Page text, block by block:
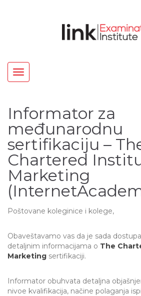
Toggle
navigation
Informator za
međunarodnu
sertifikaciju –
Chartered
Marketing
Poštovane koleginice i kolege,
Obaveštavamo vas da je sada
detaljnim informacijama o The
Marketing sertifikaciji.
Informator obuhvata detaljna
nivoe kvalifikacija, načine polaganja